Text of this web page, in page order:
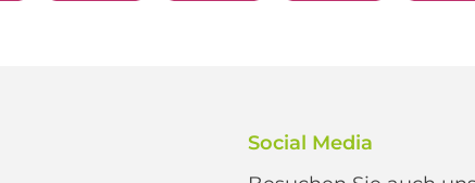
Social Media